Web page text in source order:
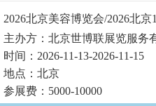
2026北京美容博览会/2026北京
主办方：北京世博联展览服务
时间：2026-11-13-2026-11-15
地点：北京
参展费：5000-10000